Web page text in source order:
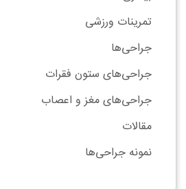
تمرینات ورزشی
جراحی‌ها
جراحی‌های ستون فقرات
جراحی‌های مغز و اعصاب
مقالات
نمونه جراحی‌ها